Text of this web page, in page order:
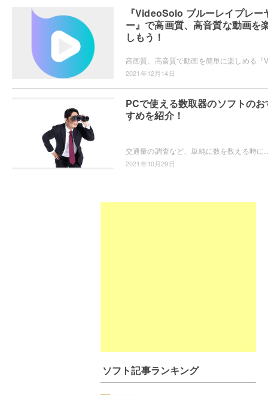
『VideoSolo ブルーレイプレー
ー』で高画質、高音質な動画を
しもう！
2021年12月14日
PCで使える数取器のソフトのお
すめを紹介！
2021年10月29日
ソフト記事ランキング